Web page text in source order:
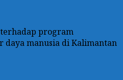
program
daya manusia di Kalimantan